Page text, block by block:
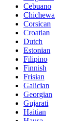
Cebuano
Chichewa
Corsican
Croatian
Dutch
Estonian
Filipino
Finnish
Frisian
Galician
Georgian
Gujarati
Haitian